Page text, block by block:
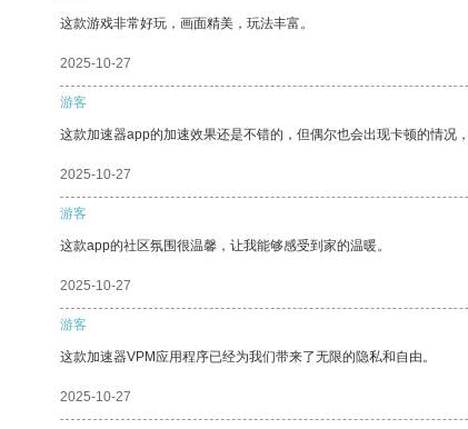
这款游戏非常好玩，画面精美，玩法丰富。
2025-10-27
游客
这款加速器app的加速效果还是不错的，但偶尔也会出现卡顿的情况
2025-10-27
游客
这款app的社区氛围很温馨，让我能够感受到家的温暖。
2025-10-27
游客
这款加速器VPM应用程序已经为我们带来了无限的隐私和自由。
2025-10-27